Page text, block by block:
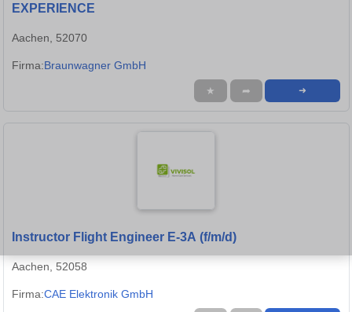
EXPERIENCE
Aachen, 52070
Firma:Braunwagner GmbH
★ ➦ ➜
Instructor Flight Engineer E-3A (f/m/d)
Aachen, 52058
Firma:CAE Elektronik GmbH